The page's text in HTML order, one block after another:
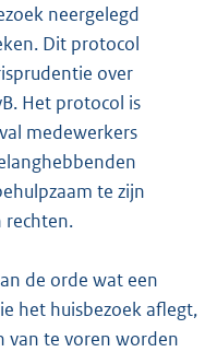
neergelegd
Dit protocol
over
Het protocol is
medewerkers
te zijn
rechten.
de orde wat een
het huisbezoek aflegt,
van te voren worden